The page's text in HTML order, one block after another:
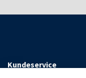
Kundeservice